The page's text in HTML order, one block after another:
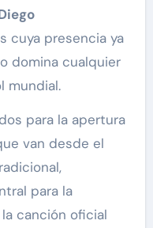
cuya presencia ya
domina cualquier
mundial.
para la apertura
van desde el
para la
la canción oficial